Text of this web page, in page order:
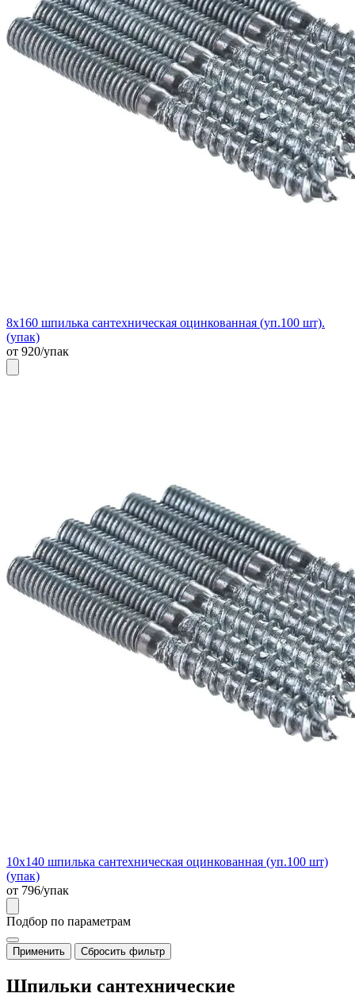
8х160 шпилька сантехническая оцинкованная (уп.100 шт).
(упак)
от 920/упак
10х140 шпилька сантехническая оцинкованная (уп.100 шт)
(упак)
от 796/упак
Подбор по параметрам
Применить Сбросить фильтр
Шпильки сантехнические